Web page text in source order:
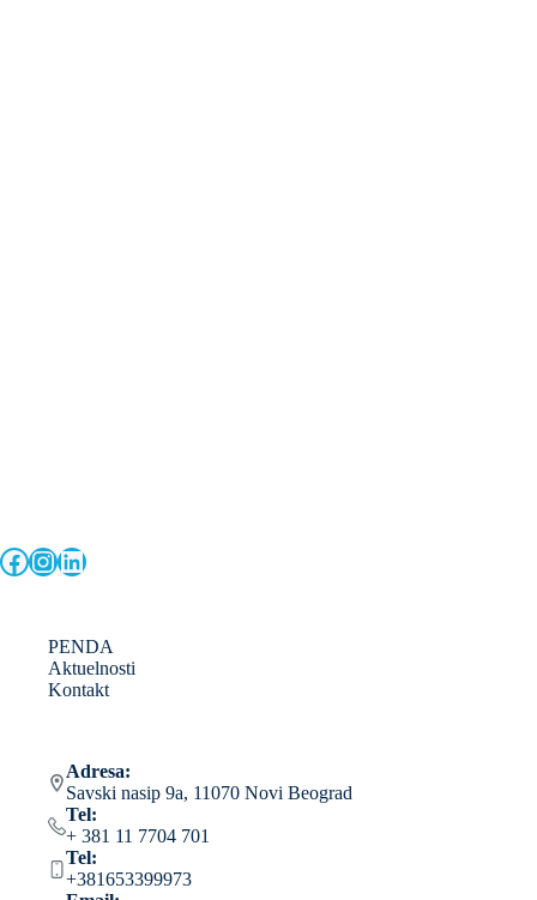
Facebook
Instagram
LinkedIn
PENDA
Aktuelnosti
Kontakt
Adresa:
Savski nasip 9a, 11070 Novi Beograd
Tel:
+ 381 11 7704 701
Tel:
+381653399973